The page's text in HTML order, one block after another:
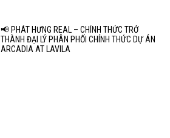
📢 PHÁT HƯNG REAL – CHÍNH THỨC TRỞ
THÀNH ĐẠI LÝ PHÂN PHỐI CHÍNH THỨC DỰ ÁN
ARCADIA AT LAVILA